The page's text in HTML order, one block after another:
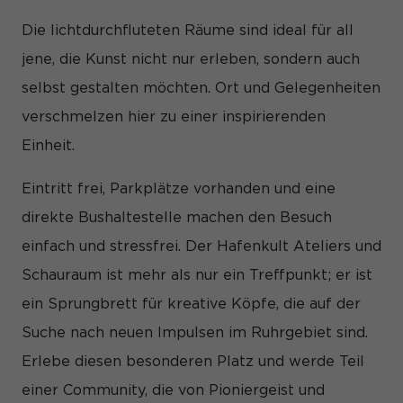
Die lichtdurchfluteten Räume sind ideal für all
jene, die Kunst nicht nur erleben, sondern auch
selbst gestalten möchten. Ort und Gelegenheiten
verschmelzen hier zu einer inspirierenden
Einheit.
Eintritt frei, Parkplätze vorhanden und eine
direkte Bushaltestelle machen den Besuch
einfach und stressfrei. Der Hafenkult Ateliers und
Schauraum ist mehr als nur ein Treffpunkt; er ist
ein Sprungbrett für kreative Köpfe, die auf der
Suche nach neuen Impulsen im Ruhrgebiet sind.
Erlebe diesen besonderen Platz und werde Teil
einer Community, die von Pioniergeist und
Informationen über die Verwendung Ihrer Daten finden Sie in
Hier finden Sie eine Übersicht über alle verwendeten
geben oder sich weitere Informationen anzeigen lassen und
Nur essenzielle Cookies akzeptieren
Zurück
Datenschutzeinstellungen
sind für die einwandfreie Funktion der Website erforderlich.
Cookie-Informationen anzeigen
Statistiken (1)
Statistik Cookies erfassen Informationen anonym. Diese